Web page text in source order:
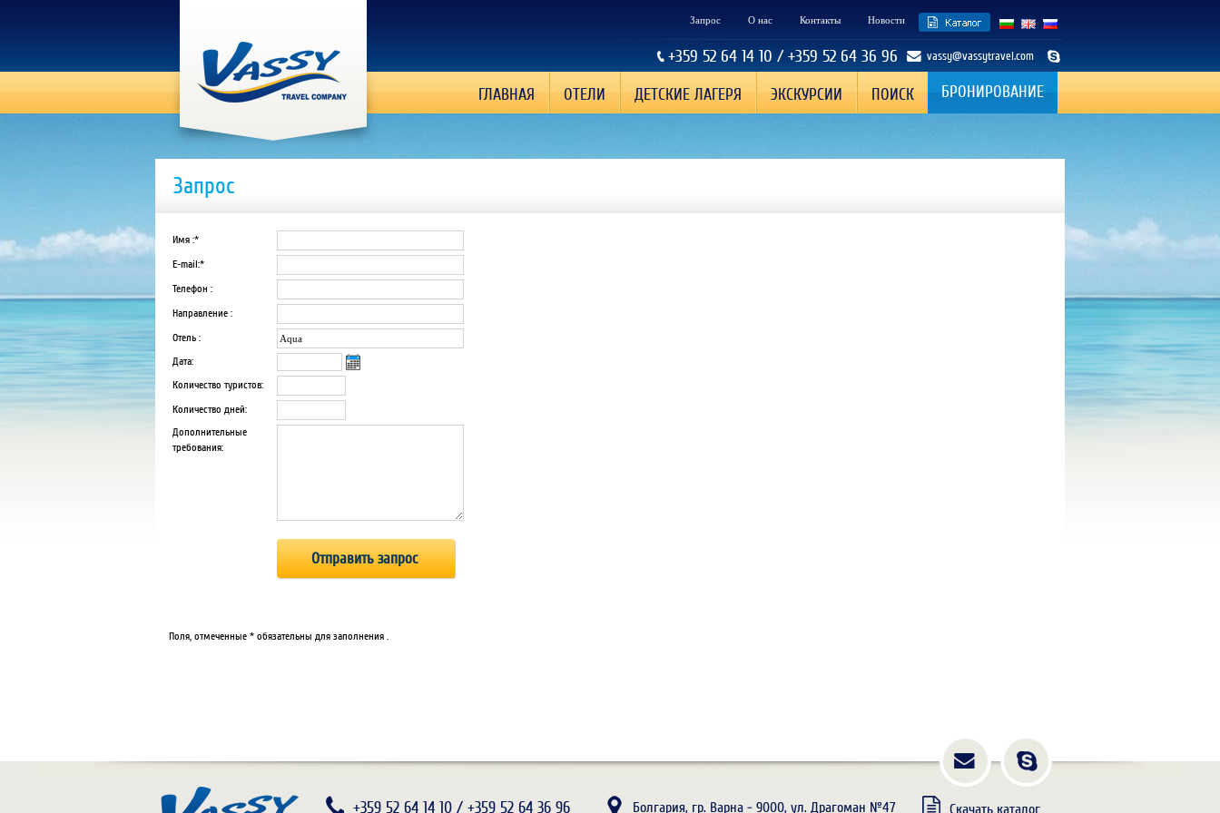
Запрос О нас Контакты Новости
vassy@vassytravel.com
+359 52 64 14 10 / +359 52 64 36 96
ГЛАВНАЯ
ОТЕЛИ ДЕТСКИЕ ЛАГЕРЯ ЭКСКУРСИИ ПОИСК БРОНИРОВАНИЕ
Запрос
Имя :*
E-mail:*
Телефон :
Направление :
Отель :
Дата:
Количество туристов:
Количество дней:
Дополнительные
требования:
Поля, отмеченные * обязательны для заполнения .
+359 52 64 14 10 / +359 52 64 36 96 Болгария, гр. Варна - 9000, ул. Драгоман №47 Скачать каталог